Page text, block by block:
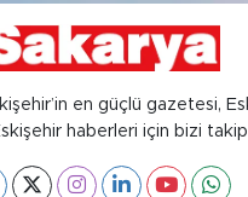
en güçlü gazetesi,
haberleri için bizi